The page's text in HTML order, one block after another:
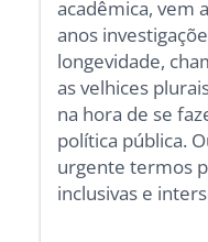
acadêmica, vem
anos
longevidade,
as velhices
na hora de se
política pública.
urgente termos
inclusivas e